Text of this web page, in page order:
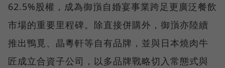
62.5%股權，成為御嵿自婚宴事業跨足更廣泛餐飲
市場的重要里程碑。除直接併購外，御嵿亦陸續
推出鴨覓、晶粵軒等自有品牌，並與日本燒肉牛
匠成立合資子公司，以多品牌戰略切入常態式與